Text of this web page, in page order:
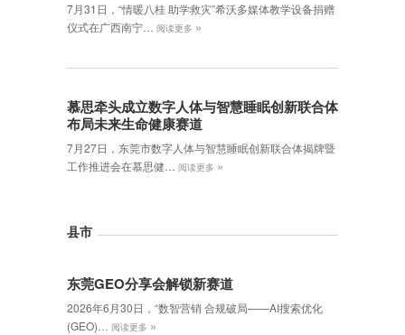
7月31日，“情暖八桂 助学救灾”希沃多媒体教学设备捐赠
仪式在广西南宁…
阅读更多 »
慕思牵头成立数字人体与智慧睡眠创新联合体
布局未来生命健康赛道
7月27日，东莞市数字人体与智慧睡眠创新联合体揭牌暨
工作推进会在慕思健…
阅读更多 »
县市
东莞GEO分享会解锁新赛道
2026年6月30日，‌“数智营销 合规破局——AI搜索优化
(GEO)…
阅读更多 »